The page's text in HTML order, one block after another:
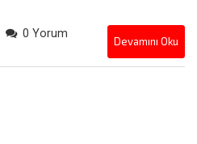
0 Yorum
Devamını Oku